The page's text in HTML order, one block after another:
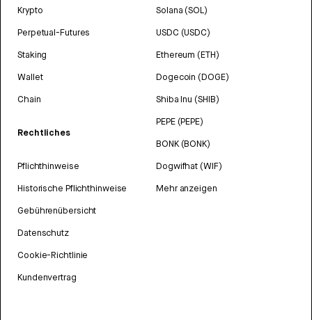
Krypto
Perpetual-Futures
Staking
Wallet
Chain
Rechtliches
Pflichthinweise
Historische Pflichthinweise
Gebührenübersicht
Datenschutz
Cookie-Richtlinie
Kundenvertrag
Solana (SOL)
USDC (USDC)
Ethereum (ETH)
Dogecoin (DOGE)
Shiba Inu (SHIB)
PEPE (PEPE)
BONK (BONK)
Dogwifhat (WIF)
Mehr anzeigen